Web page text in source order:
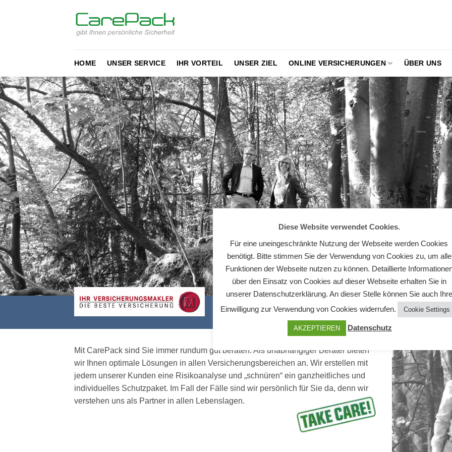
HOME UNSER SERVICE IHR VORTEIL UNSER ZIEL ONLINE VERSICHERUNGEN ÜBER UNS
Mit CarePack sind Sie immer rundum gut beraten. Als unabhängiger Berater bieten
wir Ihnen optimale Lösungen in allen Versicherungsbereichen an. Wir erstellen mit
jedem unserer Kunden eine Risikoanalyse und „schnüren“ ein ganzheitliches und
individuelles Schutzpaket. Im Fall der Fälle sind wir persönlich für Sie da, denn wir
verstehen uns als Partner in allen Lebenslagen.
Diese Website verwendet Cookies.
Für eine uneingeschränkte Nutzung der Webseite werden Cookies
benötigt. Bitte stimmen Sie der Verwendung von Cookies zu, um alle
Funktionen der Webseite nutzen zu können. Detaillierte
über den Einsatz von Cookies auf dieser Webseite erhalten Sie in
unserer Datenschutzerklärung. An dieser Stelle können Sie auch Ihre
Einwilligung zur Verwendung von Cookies widerrufen.
Cookie Settings
AKZEPTIEREN Datenschutz